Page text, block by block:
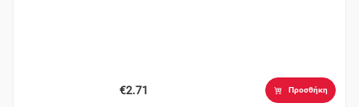
€2.71 Προσθήκη